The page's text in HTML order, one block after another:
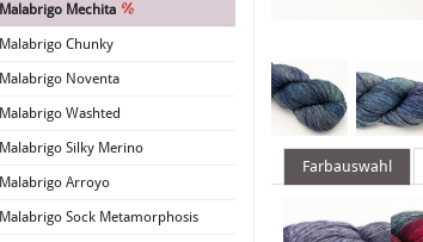
Malabrigo Mechita
Malabrigo Chunky
Malabrigo Noventa
Malabrigo Washted
Malabrigo Silky Merino
Malabrigo Arroyo
Malabrigo Sock Metamorphosis
Farbauswahl